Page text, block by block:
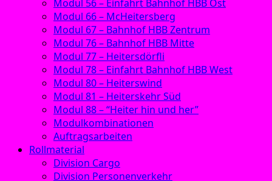
Modul 56 – Einfahrt Bahnhof HBB Ost
Modul 66 – McHeitersberg
Modul 67 – Bahnhof HBB Zentrum
Modul 76 – Bahnhof HBB Mitte
Modul 77 – Heitersdörfli
Modul 78 – Einfahrt Bahnhof HBB West
Modul 80 – Heiterswind
Modul 81 – Heiterskehr Süd
Modul 88 – “Heiter hin und her”
Modulkombinationen
Auftragsarbeiten
Rollmaterial
Division Cargo
Division Personenverkehr